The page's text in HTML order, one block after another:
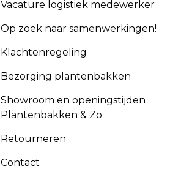
Vacature logistiek medewerker
Op zoek naar samenwerkingen!
Klachtenregeling
Bezorging plantenbakken
Showroom en openingstijden
Plantenbakken & Zo
Retourneren
Contact